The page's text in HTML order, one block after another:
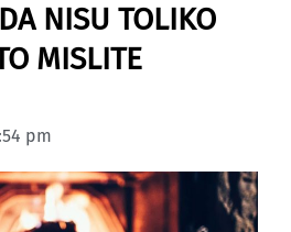
NISU TOLIKO
MISLITE
pm